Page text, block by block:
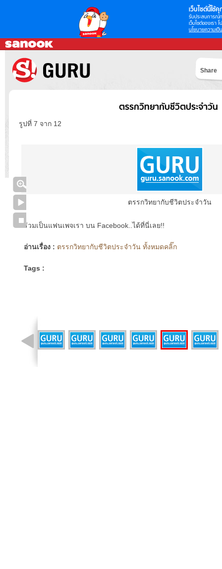
เว็บไซต์นี้ใช้คุ
รับประสบการณ์
เว็บไซต์ของเรา
นโยบายความเป็
Share
ตรรกวิทยากับชีวิตประจำวัน
รูปที่ 7 จาก 12
ตรรกวิทยากับชีวิตประจำวัน
ร่วมเป็นแฟนเพจเรา บน Facebook..ได้ที่นี่เลย!!
อ่านเรื่อง : ตรรกวิทยากับชีวิตประจำวัน ทั้งหมดคลิ๊ก
Tags :